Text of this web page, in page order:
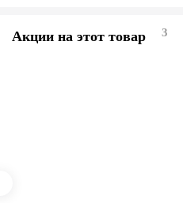
Акции на этот товар 3